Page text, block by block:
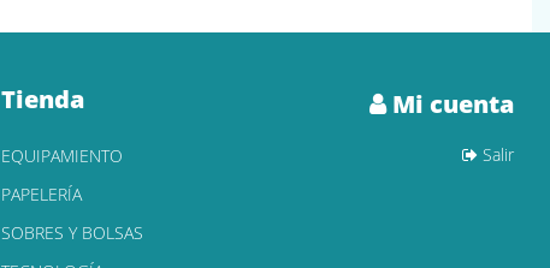
Tienda
EQUIPAMIENTO
PAPELERÍA
SOBRES Y BOLSAS
Mi cuenta
Salir